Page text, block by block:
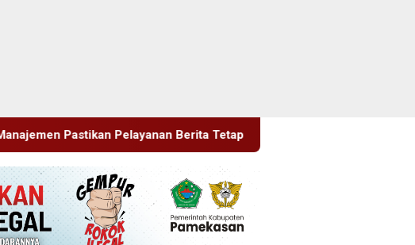
Berita Tetap Maksimal Rudenim Pusat Tanjung Pinang